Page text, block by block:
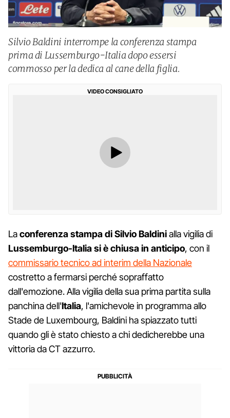
Silvio Baldini interrompe la conferenza stampa
prima di Lussemburgo-Italia dopo essersi
commosso per la dedica al cane della figlia.
VIDEO CONSIGLIATO
Laconferenza stampa di Silvio Baldinialla vigilia di
Lussemburgo-Italiasi è chiusa in anticipo, con il
commissario tecnico ad interim della Nazionale
costretto a fermarsi perché sopraffatto
dall'emozione. Alla vigilia della sua prima partita sulla
panchina dell'Italia, l'amichevole in programma allo
Stade de Luxembourg, Baldini ha spiazzato tutti
quando gli è stato chiesto a chi dedicherebbe una
vittoria da CT azzurro.